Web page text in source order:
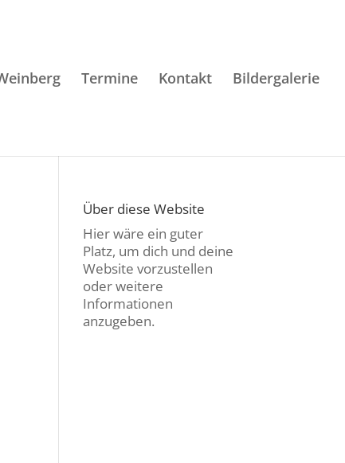
Termine Kontakt Bildergalerie
Über diese Website
Hier wäre ein guter
Platz, um dich und deine
Website vorzustellen
oder weitere
Informationen
anzugeben.